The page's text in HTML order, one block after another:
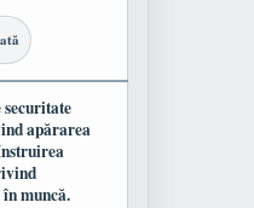
apărarea
muncă.